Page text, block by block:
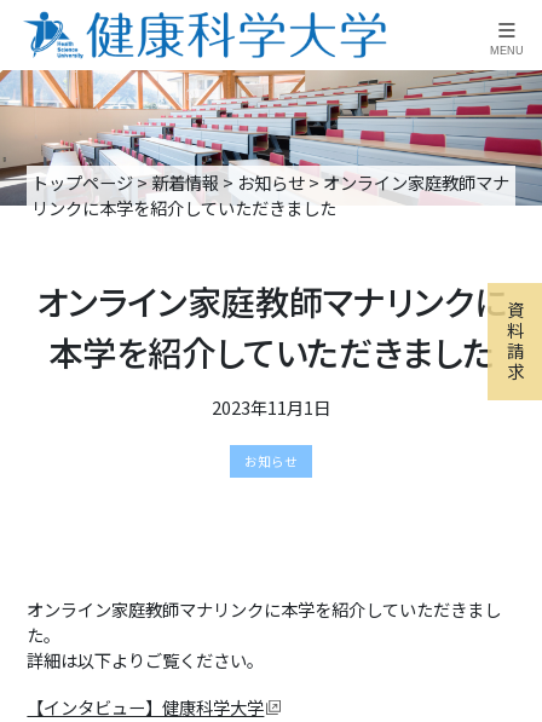
≡
MENU
資
料
請
求
トップページ>新着情報 > お知らせ>オンライン家庭教師マナ
リンクに本学を紹介していただきました
オンライン家庭教師マナリンクに
本学を紹介していただきました
2023年11月1日
お知らせ
オンライン家庭教師マナリンクに本学を紹介していただきまし
た。
詳細は以下よりご覧ください。
【インタビュー】健康科学大学